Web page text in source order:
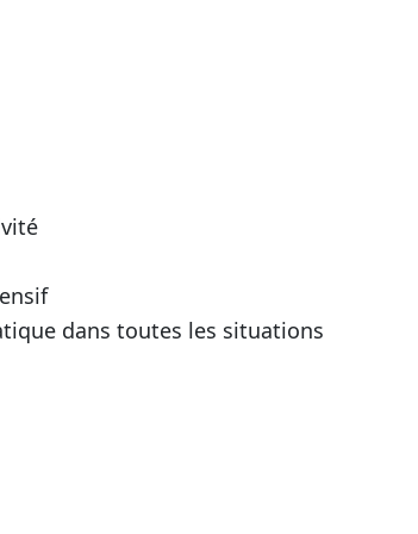
dans toutes les situations